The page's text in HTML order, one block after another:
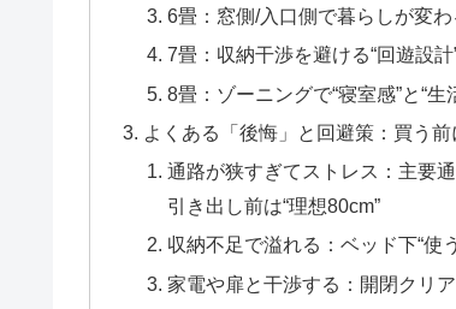
6畳：窓側/入口側で暮らしが変
7畳：収納干渉を避ける“回遊設
8畳：ゾーニングで“寝室感”と“
よくある「後悔」と回避策：買う前
通路が狭すぎてストレス：主要
引き出し前は“理想80cm”
収納不足で溢れる：ベッド下“使
家電や扉と干渉する：開閉クリ